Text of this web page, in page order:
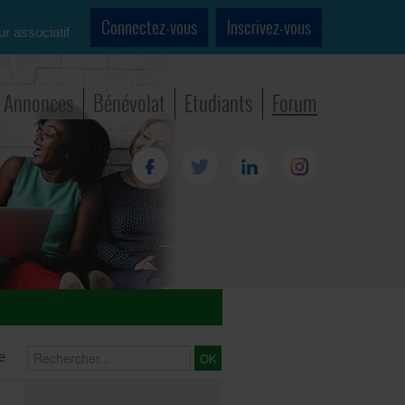
associatif Connectez-vous Inscrivez-vous
Annonces Bénévolat Etudiants Forum